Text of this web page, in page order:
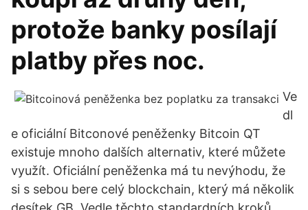
protože banky posílají
platby přes noc.
Ve
dl
e oficiální Bitconové peněženky Bitcoin QT
existuje mnoho dalších alternativ, které můžete
využít. Oficiální peněženka má tu nevýhodu, že
si s sebou bere celý blockchain, který má několik